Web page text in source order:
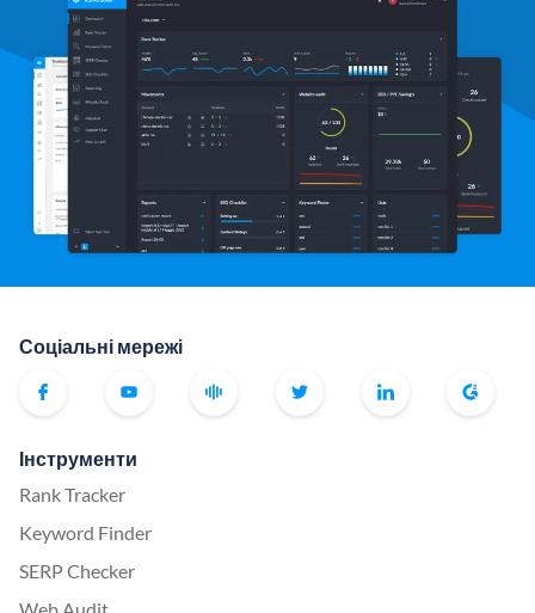
Соціальні мережі
Інструменти
Rank Tracker
Keyword Finder
SERP Checker